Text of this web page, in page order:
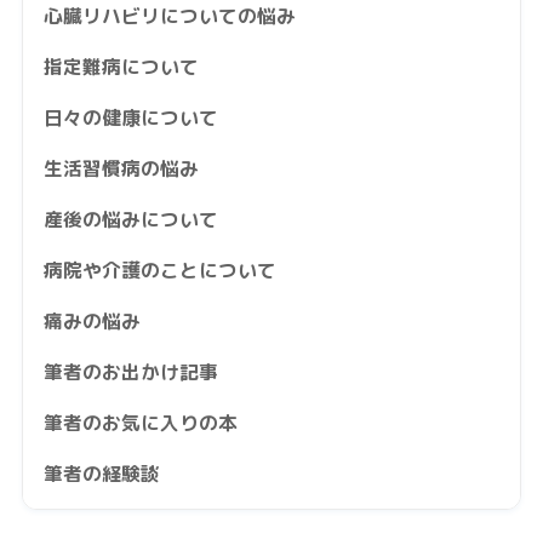
心臓リハビリについての悩み
指定難病について
日々の健康について
生活習慣病の悩み
産後の悩みについて
病院や介護のことについて
痛みの悩み
筆者のお出かけ記事
筆者のお気に入りの本
筆者の経験談